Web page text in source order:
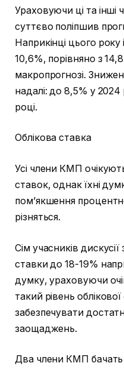
Ураховуючи ці та інші
суттєво поліпшив
Наприкінці цього року
10,6%, порівняно з
макропрогнозі.
надалі: до 8,5% у
році.
Облікова ставка
Усі члени КМП
ставок, однак їхні
пом’якшення
різняться.
Сім учасників
ставки до 18-19%
думку, ураховуючи
такий рівень
забезпечувати
заощаджень.
Два члени КМП